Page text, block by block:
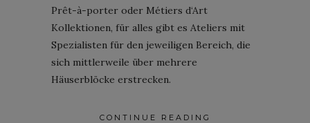
Prêt-à-porter oder Métiers d‘Art
Kollektionen, für alles gibt es Ateliers mit
Spezialisten für den jeweiligen Bereich, die
sich mittlerweile über mehrere
Häuserblöcke erstrecken.
CONTINUE READING